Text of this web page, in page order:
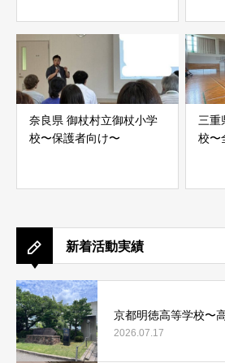
奈良県 御杖村立御杖小学
校〜保護者向け〜
三重
校〜
新着活動実績
京都明徳高等学校〜
2026.07.17